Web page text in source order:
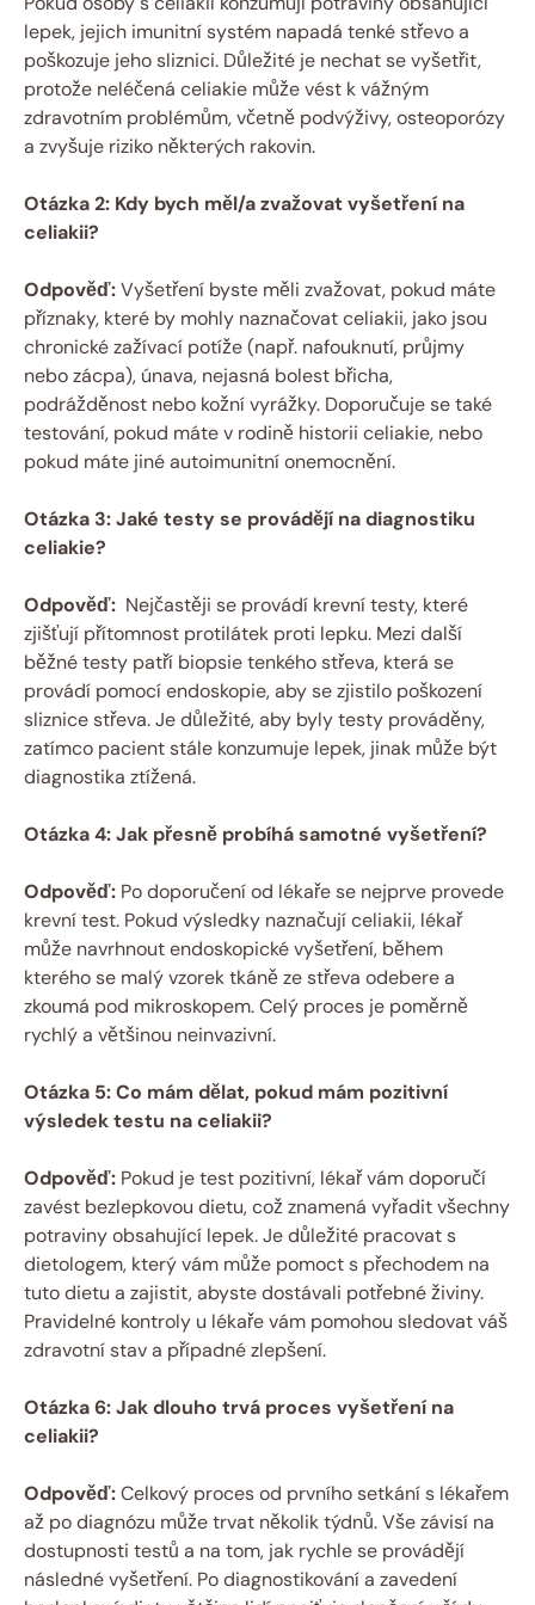
lepek, jejich imunitní ⁢systém napadá tenké střevo a
‌poškozuje jeho‌ sliznici.⁤ Důležité ‍je nechat se vyšetřit,
protože neléčená celiakie může ‌vést k vážným⁣
zdravotním problémům, včetně podvýživy, osteoporózy
a zvyšuje riziko některých rakovin.‌
Otázka 2: Kdy ⁣bych⁢ měl/a zvažovat vyšetření na
celiakii?
Odpověď:Vyšetření byste měli zvažovat, pokud máte
příznaky, které by mohly naznačovat celiakii, jako ‍jsou ​
chronické‍ zažívací potíže (např. nafouknutí,⁢ průjmy
nebo⁢ zácpa), únava, nejasná ⁤bolest‍ břicha,
podrážděnost nebo kožní⁣ vyrážky. Doporučuje⁣ se také
testování, pokud máte ⁢v ⁤rodině ⁤historii celiakie, nebo
pokud máte jiné autoimunitní ‌onemocnění.
Otázka 3: Jaké​ testy se provádějí‍ na diagnostiku
celiakie?
Odpověď: ‍ Nejčastěji se provádí krevní testy, které
zjišťují přítomnost ⁢protilátek proti​ lepku.‍ Mezi další
běžné testy patří biopsie tenkého‍ střeva, která se
provádí pomocí ⁤endoskopie, aby se zjistilo‍ poškození ​
sliznice střeva. Je‍ důležité, ‌aby byly testy prováděny,
zatímco pacient ⁣stále konzumuje lepek, jinak může být
diagnostika ztížená.
Otázka 4: Jak ⁣přesně probíhá samotné vyšetření?
Odpověď: Po doporučení od lékaře‌ se nejprve ⁤provede
krevní test. Pokud výsledky ‌naznačují celiakii, lékař
může navrhnout ‌endoskopické⁣ vyšetření, během
kterého⁤ se malý⁣ vzorek tkáně⁣ ze střeva odebere a
zkoumá pod mikroskopem. Celý proces je poměrně
rychlý a většinou neinvazivní.
Otázka 5: Co mám dělat, pokud mám pozitivní⁤
výsledek testu na​ celiakii?
Odpověď: Pokud je test pozitivní, ​lékař⁣ vám doporučí
zavést bezlepkovou dietu, což znamená vyřadit všechny
potraviny‌ obsahující lepek.⁢ Je důležité pracovat s
dietologem, který ⁢vám může⁤ pomoct s přechodem na​
tuto dietu a zajistit, abyste dostávali potřebné živiny.⁣
Pravidelné ⁤kontroly u ​lékaře vám pomohou sledovat váš
zdravotní stav a případné zlepšení.
Otázka 6: Jak dlouho trvá proces‌ vyšetření na
celiakii?
Odpověď:Celkový proces od prvního setkání s lékařem
až po diagnózu ‍může trvat několik týdnů. Vše ‍závisí na
dostupnosti ​testů a ‌na tom, jak rychle se provádějí
následné⁣ vyšetření. Po diagnostikování a zavedení